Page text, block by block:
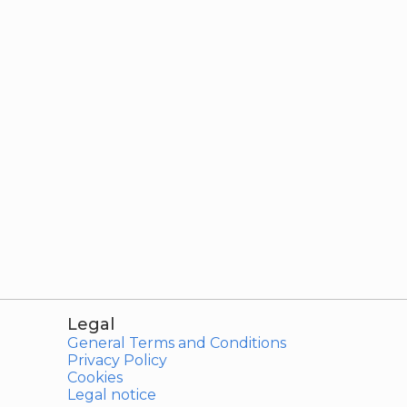
Legal
General Terms and Conditions
Privacy Policy
Cookies
Legal notice